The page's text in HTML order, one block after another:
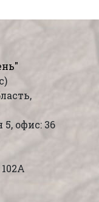
5, офис: 36